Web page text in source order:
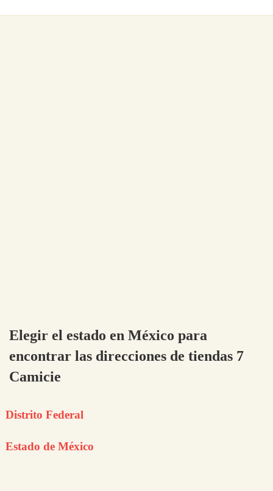
Elegir el estado en México para
encontrar las direcciones de tiendas 7
Camicie
Distrito Federal
Estado de México